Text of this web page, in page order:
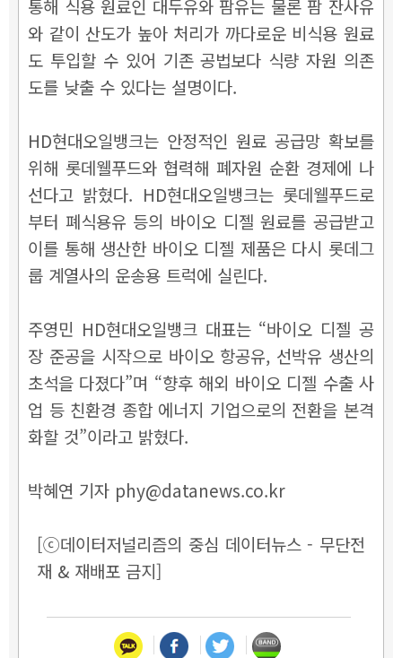
통해 식용 원료인 대두유와 팜유는 물론 팜 잔사유
와 같이 산도가 높아 처리가 까다로운 비식용 원료
도 투입할 수 있어 기존 공법보다 식량 자원 의존
도를 낮출 수 있다는 설명이다.
HD현대오일뱅크는 안정적인 원료 공급망 확보를
위해 롯데웰푸드와 협력해 폐자원 순환 경제에 나
선다고 밝혔다. HD현대오일뱅크는 롯데웰푸드로
부터 폐식용유 등의 바이오 디젤 원료를 공급받고
이를 통해 생산한 바이오 디젤 제품은 다시 롯데그
룹 계열사의 운송용 트럭에 실린다.
주영민 HD현대오일뱅크 대표는 “바이오 디젤 공
장 준공을 시작으로 바이오 항공유, 선박유 생산의
초석을 다졌다”며 “향후 해외 바이오 디젤 수출 사
업 등 친환경 종합 에너지 기업으로의 전환을 본격
화할 것”이라고 밝혔다.
박혜연 기자 phy@datanews.co.kr
[ⓒ데이터저널리즘의 중심 데이터뉴스 - 무단전
재 & 재배포 금지]